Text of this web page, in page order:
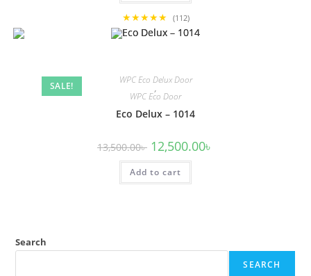
★★★★★ (112)
SALE!
WPC Eco Delux Door
,
WPC Eco Door
Eco Delux – 1014
13,500.00৳ Original
price
was:
13,500.00৳ .
12,500.00৳
Add to cart
Search
SEARCH